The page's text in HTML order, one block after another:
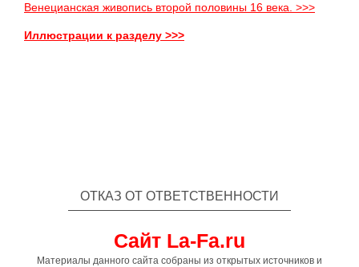
Венецианская живопись второй половины 16 века. >>>
Иллюстрации к разделу >>>
ОТКАЗ ОТ ОТВЕТСТВЕННОСТИ
Сайт La-Fa.ru
Материалы данного сайта собраны из открытых источников и